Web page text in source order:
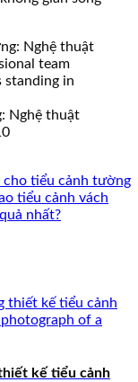
Nghệ thuật
cho tiểu cảnh tường
tiểu cảnh vách
nhất?
kế tiểu cảnh